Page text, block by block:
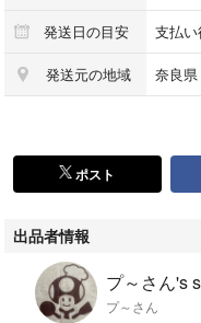
発送日の目安 支払
発送元の地域 奈良県
ポスト
出品者情報
プ～さん's
プ～さん